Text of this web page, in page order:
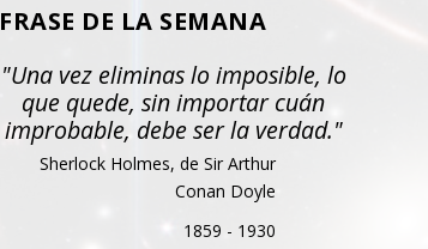
FRASE DE LA SEMANA
"Una vez eliminas lo imposible, lo
que quede, sin importar cuán
improbable, debe ser la verdad."
Sherlock Holmes, de Sir Arthur
Conan Doyle
1859 - 1930